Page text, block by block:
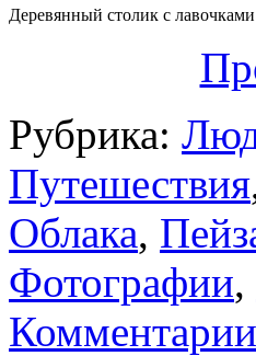
Деревянный столик с
Рубрика:
Путешествия
Облака,
Фотографии,